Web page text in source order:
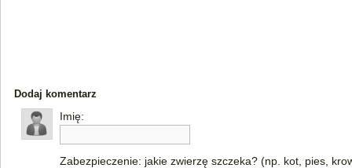
Dodaj komentarz
Imię:
Zabezpieczenie: jakie zwierzę szczeka? (np. kot, pies,